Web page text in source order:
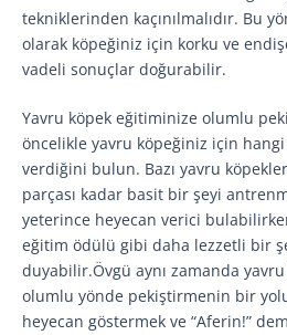
tekniklerinden kaçınılmalıdır. Bu
olarak köpeğiniz için korku ve
vadeli sonuçlar doğurabilir.
Yavru köpek eğitiminize olumlu
öncelikle yavru köpeğiniz için
verdiğini bulun. Bazı yavru
parçası kadar basit bir şeyi
yeterince heyecan verici
eğitim ödülü gibi daha lezzetli bir
duyabilir.Övgü aynı zamanda yavru
olumlu yönde pekiştirmenin bir
heyecan göstermek ve “Aferin!”